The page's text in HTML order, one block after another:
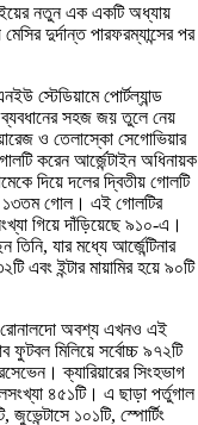
নতুন এক একটি অধ্যায়
দুর্দান্ত পারফরম্যান্সের পর
স্টেডিয়ামে পোর্টল্যান্ড
০ ব্যবধানের সহজ জয় তুলে নেয়
ও তেলাস্কো সেগোভিয়ার
করেন আর্জেন্টাইন অধিনায়ক
দিয়ে দলের দ্বিতীয় গোলটি
১৩তম গোল। এই গোলটির
গিয়ে দাঁড়িয়েছে ৯১০-এ।
তিনি, যার মধ্যে আর্জেন্টিনার
এবং ইন্টার মায়ামির হয়ে ৯০টি
রোনালদো অবশ্য এখনও এই
মিলিয়ে সর্বোচ্চ ৯৭২টি
ক্যারিয়ারের সিংহভাগ
৪৫১টি। এ ছাড়া পর্তুগাল
১০১টি, স্পোর্টিং